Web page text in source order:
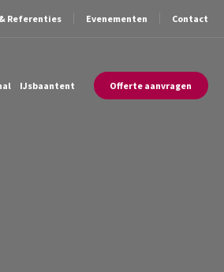
Referenties Evenementen Contact
IJsbaantent Offerte aanvragen